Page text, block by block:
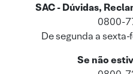
SAC - Dúvidas,
0800-
De segunda a
Se não